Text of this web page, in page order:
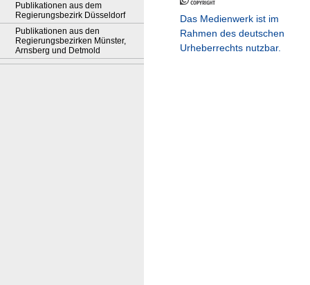
Publikationen aus dem
Regierungsbezirk Düsseldorf
Publikationen aus den
Regierungsbezirken Münster,
Arnsberg und Detmold
Das Medienwerk ist im
Rahmen des deutschen
Urheberrechts nutzbar.